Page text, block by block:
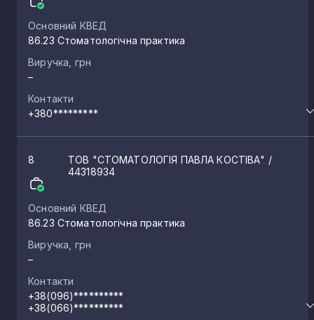
Основний КВЕД
86.23 Стоматологічна практика
Виручка, грн
–
Контакти
+380*********
8 ТОВ "СТОМАТОЛОГІЯ ПАВЛА КОСТІВА" /
44318934
Основний КВЕД
86.23 Стоматологічна практика
Виручка, грн
–
Контакти
+38(096)**********
+38(066)**********